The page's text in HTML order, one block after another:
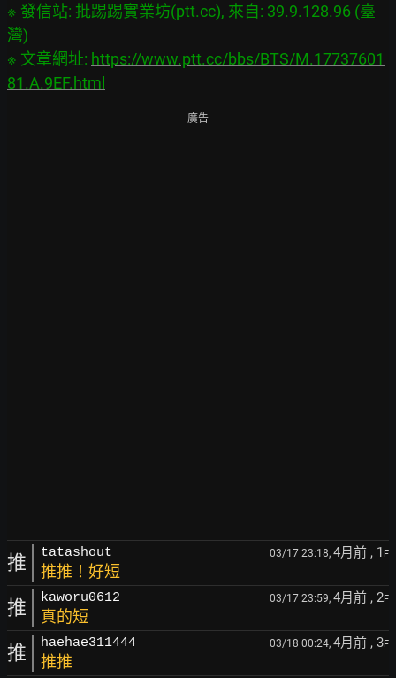
※ 發信站: 批踢踢實業坊(ptt.cc), 來自: 39.9.128.96 (臺
灣)
※ 文章網址: https://www.ptt.cc/bbs/BTS/M.17737601
81.A.9EF.html
廣告
推 tatashout 03/17 23:18, 4月前 , 1 F
推推！好短
推 kaworu0612 03/17 23:59, 4月前 , 2F
真的短
推 haehae311444 03/18 00:24, 4月前 , 3F
推推